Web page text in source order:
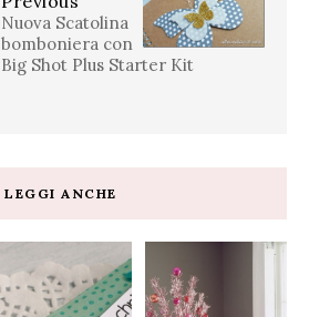
Nuova Scatolina
bomboniera con
Big Shot Plus Starter Kit
LEGGI ANCHE